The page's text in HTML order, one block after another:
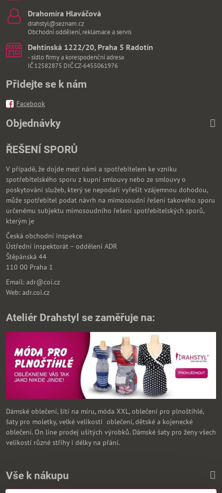
Drahomíra Hlaváčová
drahstyl@seznam.cz
Obchodní oddělení, reklamace a servis
Dehtínská 1222/20, Praha 5 Radotín
- sídlo firmy a korespodenční adresa
IČ 12582875 DIČ CZ-6455061976
Přidejte se k nám
Facebook
Objednávky
ŘEŠENÍ SPORŮ
V případě, že dojde mezi námi a spotřebitelem ke vzniku
spotřebitelského sporu z kupní smlouvy nebo ze smlouvy o
poskytování služeb, který se nepodaří vyřešit vzájemnou dohodou,
může spotřebitel podat návrh na mimosoudní řešení takového sporu
určenému subjektu mimosoudního řešení spotřebitelských sporů,
kterým je
Česká obchodní inspekce
Ústřední inspektorát – oddělení ADR
Štěpánská 44
110 00 Praha 1
Email: adr@coi.cz
Web: adr.coi.cz
Ateliér Drahstyl se zaměřuje na:
Dámské oblečení, šítí na míru, móda XXL, oblečení pro plnoštíhlé,
šaty pro moletky, velké velikosti oblečení, dětské a kojenecké
oblečení. On line prodej ušitých výrobků. Dámské šaty pro ženy všech
velikostí různé střihy i délky na přání.
Vše k nákupu